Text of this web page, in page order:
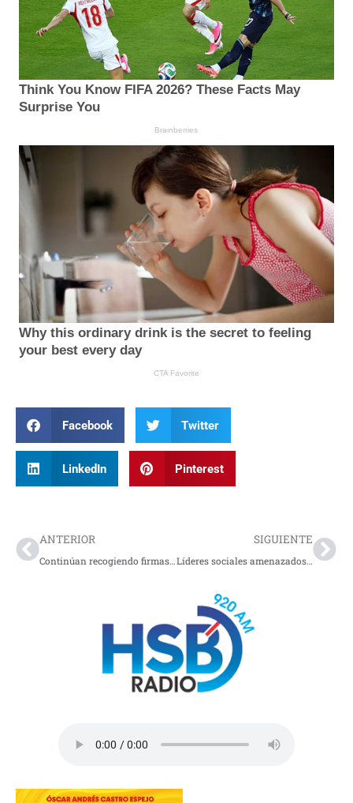
Facebook Twitter
LinkedIn Pinterest
ANTERIOR
Continúan recogiendo firmas para revocar mandato del alcalde de Ipiales
SIGUIENTE
Líderes sociales amenazados por ELN